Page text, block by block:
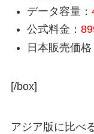
データ容量：
公式料金：
日本販売価格
[/box]
アジア版に比べ